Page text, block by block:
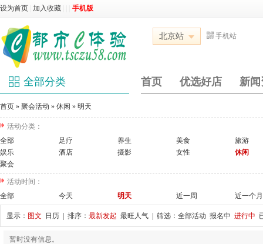
设为首页 加入收藏 手机版
北京站 手机站
全部分类 首页 优选好店 新闻
首页 » 聚会活动 » 休闲 » 明天
活动分类：
全部
足疗 养生 美食
旅游
娱乐
酒店 摄影 女性
休闲
聚会
活动时间：
全部
今天 明天 近一周 近一个月
显示： 图文 日历 | 排序： 最新发起 最旺人气 | 筛选： 全部活动 报名中 进行中
暂时没有信息。